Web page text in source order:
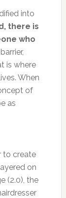
into
there is
who
is where
When
of
as
to create
on
(2.0), the